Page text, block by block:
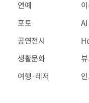
연예
포토
공연전시
생활문화
여행·레저